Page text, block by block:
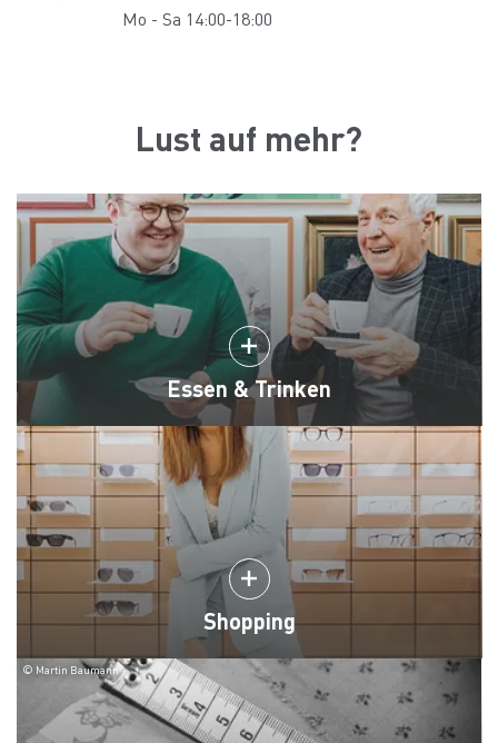
Mo - Sa 14:00-18:00
Lust auf mehr?
Essen & Trinken
Shopping
© Martin Baumann